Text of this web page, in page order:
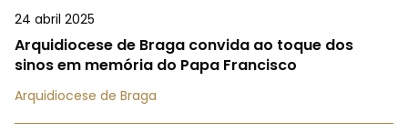
24 abril 2025
Arquidiocese de Braga convida ao toque dos
sinos em memória do Papa Francisco
Arquidiocese de Braga